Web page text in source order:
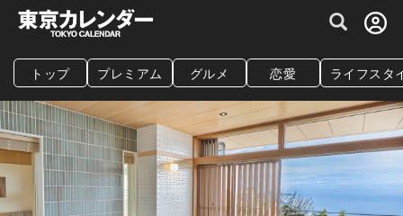
グルメ情報・プレミアムレストラン予約
トップ プレミアム グルメ 恋愛 ライフスタ